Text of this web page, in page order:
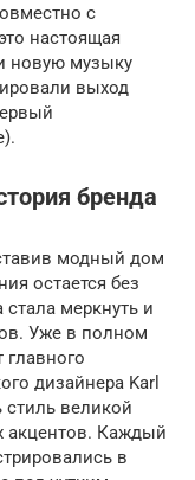
с
настоящая
новую музыку
выход
бренда
модный дом
остается без
меркнуть и
Уже в полном
главного
дизайнера Karl
стиль великой
акцентов. Каждый
в